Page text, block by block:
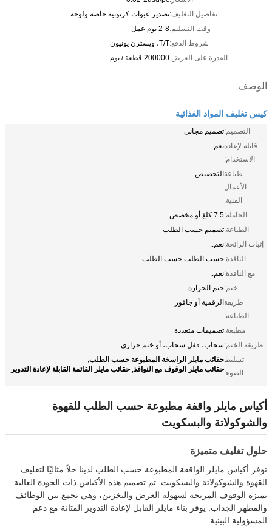
تفاصيل التغليف:تصدير عبوات كرتونية خاصة ولوحة
وقت التسليم:2-8 يوم عمل
شروط الدفع:T/T، ويسترن يونيون
القدرة على العرض:200000 قطعة / يوم
الوصف
كيس تغليف المواد الغذائية
التصميم:تصميم مجاني
قابلة لإعادة
الاستخدام:
نعم..
طباعة
الأعمال
الفنية:
التخصيص
الحاملة:7.5 كلغ أو مخصص
الطباعة:تصميم حسب الطلب
إثبات الرائحة:نعم..
النافذة:حسب الطلب حسب الطلب
مع النافذة:نعم..
ختم:ختم الحرارة
طريقة
الطباعة:
الرقمية أو جافور
مطبعة:تصميمات متعددة
طريقة الختم:سحاب، قفل سحاب، أو ختم حراري
تسليط
الضوء:
حقائب مايلر الراسخة المطبوعة حسب الطلب,
حقائب مايلر الوقوف مع النوافذ, حقائب مايلر القائمة القابلة لإعادة التدوير
أكياس مايلر واقفة مطبوعة حسب الطلب للقهوة
والشوكولاتة والبسكويت
حلول تغليف متميزة
توفر أكياس مايلر الواقفة المطبوعة حسب الطلب لدينا حلاً مثاليًا لتغليف
القهوة والشوكولاتة والبسكويت. تم تصميم هذه الأكياس ذات الجودة العالية
بميزة الوقوف المريحة لسهولة العرض والتخزين، وهي تجمع بين الوظائف
والمظهر الجذاب. يوفر بناء مايلر القابل لإعادة التدوير المتانة مع دعم
المسؤولية البيئية.